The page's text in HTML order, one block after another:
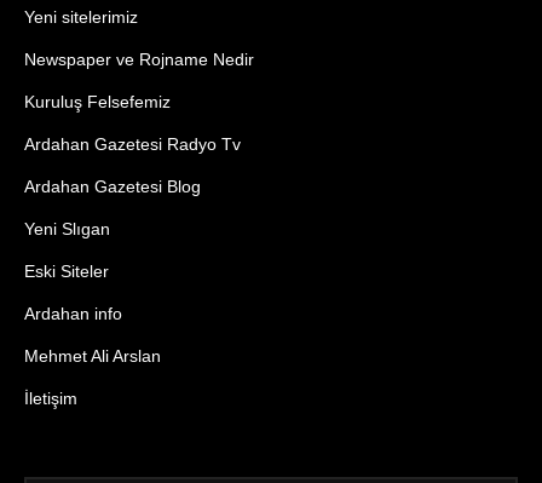
Yeni sitelerimiz
Newspaper ve Rojname Nedir
Kuruluş Felsefemiz
Ardahan Gazetesi Radyo Tv
Ardahan Gazetesi Blog
Yeni Slıgan
Eski Siteler
Ardahan info
Mehmet Ali Arslan
İletişim